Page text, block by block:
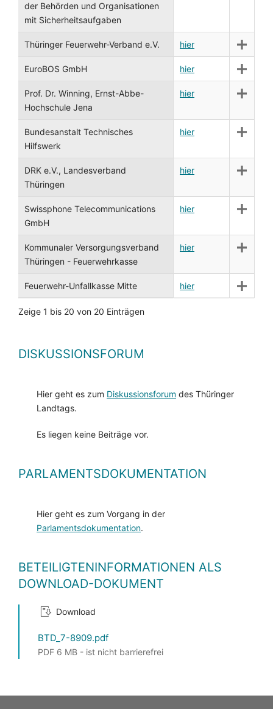
der Behörden und Organisationen
mit Sicherheitsaufgaben
Thüringer Feuerwehr-Verband e.V. hier
EuroBOS GmbH hier
Prof. Dr. Winning, Ernst-Abbe-
Hochschule Jena
hier
Bundesanstalt Technisches
Hilfswerk
hier
DRK e.V., Landesverband
Thüringen
hier
Swissphone Telecommunications
GmbH
hier
Kommunaler Versorgungsverband
Thüringen - Feuerwehrkasse
hier
Feuerwehr-Unfallkasse Mitte hier
Zeige 1 bis 20 von 20 Einträgen
DISKUSSIONSFORUM
Hier geht es zum Diskussionsforum des Thüringer
Landtags.
Es liegen keine Beiträge vor.
PARLAMENTSDOKUMENTATION
Hier geht es zum Vorgang in der
Parlamentsdokumentation.
BETEILIGTENINFORMATIONEN ALS
DOWNLOAD-DOKUMENT
Download
BTD_7-8909.pdf
PDF 6 MB - ist nicht barrierefrei